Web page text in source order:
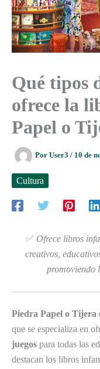
Qué tipos
ofrece la
Papel o
Por User3 / 10 de
Cultura
✅ Ofrece libros
creativos,
promoviendo
Piedra Papel o Tijera
que se especializa en
juegos para todas las
destacan los libros